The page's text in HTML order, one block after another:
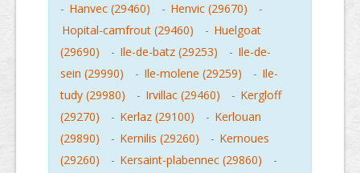
- Hanvec (29460) - Henvic (29670)
-
Hopital-camfrout (29460)
- Huelgoat
(29690)
- Ile-de-batz (29253) - Ile-de-
sein (29990)
- Ile-molene (29259) - Ile-
tudy (29980)
- Irvillac (29460) - Kergloff
(29270)
- Kerlaz (29100) - Kerlouan
(29890)
- Kernilis (29260) - Kernoues
(29260)
- Kersaint-plabennec (29860)
-